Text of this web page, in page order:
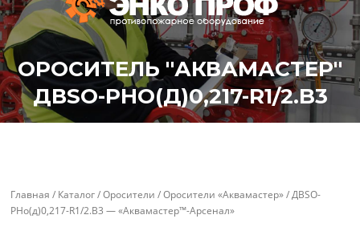
ОРОСИТЕЛЬ "АКВАМАСТЕР"
ДВSО-РНО(Д)0,217-R1/2.B3
''
Главная / Каталог/Оросители /Оросители «Аквамастер»/ ДВSО-
РНо(д)0,217-R1/2.B3 — «Аквамастер™-Арсенал»